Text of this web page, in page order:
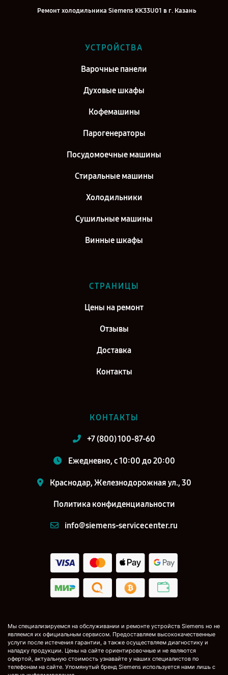
Ремонт холодильника Siemens KK33U01 в г. Казань
Ремонт холодильника Siemens KK33U01 в г. Саратов
Ремонт холодильника Siemens KK33U01 в г. Киров
УСТРОЙСТВА
Варочные панели
Духовые шкафы
Кофемашины
Парогенераторы
Посудомоечные машины
Стиральные машины
Холодильники
Сушильные машины
Винные шкафы
СТРАНИЦЫ
Цены на ремонт
Отзывы
Доставка
Контакты
КОНТАКТЫ
+7 (800) 100-87-60
Ежедневно, с 10:00 до 20:00
Краснодар, Железнодорожная ул., 30
Политика конфиденциальности
info@siemens-servicecenter.ru
Мы специализируемся на обслуживании и ремонте устройств Siemens но не
являемся их официальным сервисом. Предоставляем высококачественные
услуги после истечения гарантии, а также осуществляем диагностику и
наладку продукции. Цены на сайте ориентировочные и не являются
офертой, актуальную стоимость узнавайте у наших специалистов по
телефонам на сайте. Упомянутый бренд Siemens используется нами лишь с